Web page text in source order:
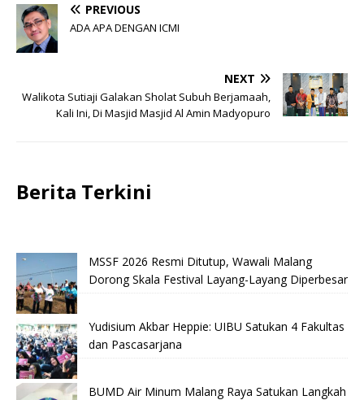
PREVIOUS
ADA APA DENGAN ICMI
NEXT
Walikota Sutiaji Galakan Sholat Subuh Berjamaah,
Kali Ini, Di Masjid Masjid Al Amin Madyopuro
Berita Terkini
MSSF 2026 Resmi Ditutup, Wawali Malang
Dorong Skala Festival Layang-Layang Diperbesar
Yudisium Akbar Heppie: UIBU Satukan 4 Fakultas
dan Pascasarjana
BUMD Air Minum Malang Raya Satukan Langkah